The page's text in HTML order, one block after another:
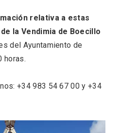
relativa a estas
la Vendimia de Boecillo
del Ayuntamiento de
horas.
+34 983 54 67 00 y +34